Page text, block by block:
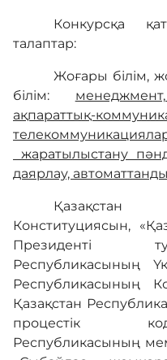
Конкурсқа
талаптар:
Жоғары білім,
білім:
ақпараттық-
жаратылыстану
даярлау,
Конституциясын,
Президенті
Республикасының
Республикасының
Қазақстан
процестік
Республикасының